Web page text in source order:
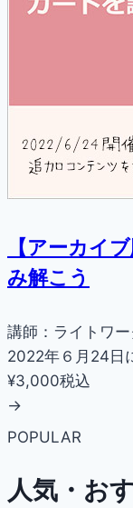
【アーカイ
み解こう
講師：ライトワー
2022年６月24日
¥3,000税込
→
POPULAR
人気・お